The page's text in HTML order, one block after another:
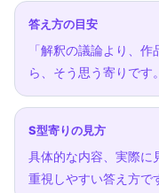
答え方の目安
「解釈の議論より、
ら、そう思う寄りです。
S型寄りの見方
具体的な内容、実際に
重視しやすい答え方で